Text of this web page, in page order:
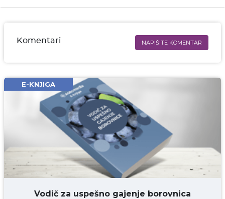
Komentari NAPIŠITE KOMENTAR
Email* obavezno
Komentar* obavezno
DODAJ KOMENTAR
E-KNJIGA
Vodič za uspešno gajenje borovnica